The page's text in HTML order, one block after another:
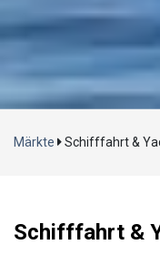
Märkte Schifffahrt &
Schifffahrt &